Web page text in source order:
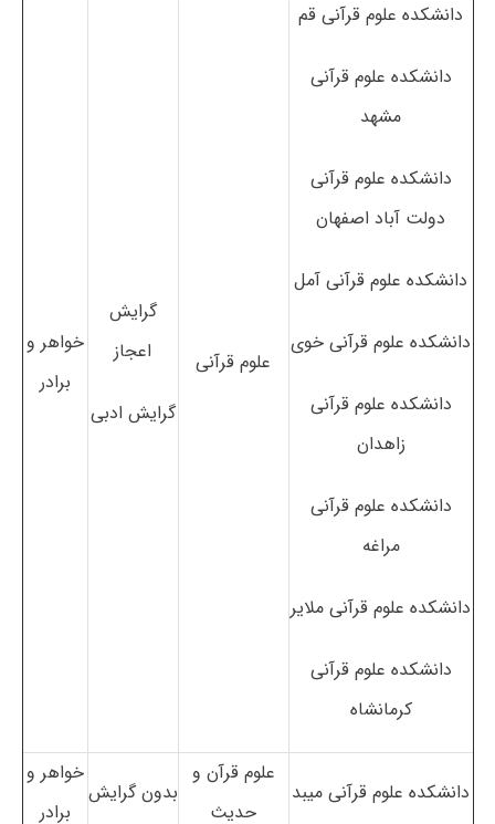
دانشکده علوم قرآنی قم
دانشکده علوم قرآنی
مشهد
دانشکده علوم قرآنی
دولت آباد اصفهان
دانشکده علوم قرآنی آمل
دانشکده علوم قرآنی خوی
دانشکده علوم قرآنی
زاهدان
دانشکده علوم قرآنی
مراغه
دانشکده علوم قرآنی ملایر
دانشکده علوم قرآنی
کرمانشاه
علوم قرآنی
گرایش
اعجاز
گرایش ادبی
خواهر و
برادر
دانشکده علوم قرآنی میبد
علوم قرآن و
حدیث
بدون گرایش
خواهر و
برادر